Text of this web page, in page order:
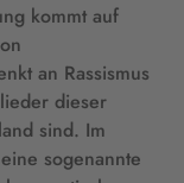
kommt auf
an Rassismus
dieser
sind. Im
sogenannte